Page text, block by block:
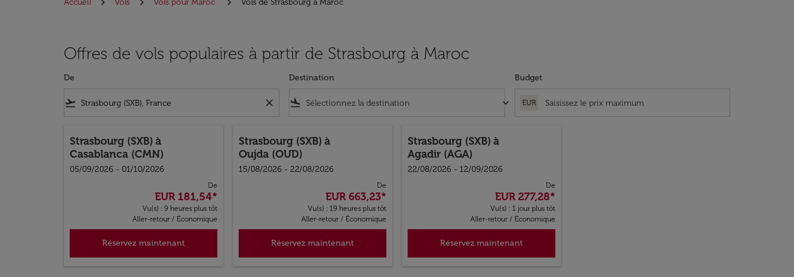
Accueil Vols Vols pour Maroc Vols de Strasbourg a Maroc
Offres de vols populaires à partir de Strasbourg à Maroc
De
flight_takeoff close
Destination
flight_land keyboard_arrow_down
Budget
EUR
Strasbourg (SXB) à
Casablanca (CMN)
05/09/2026 - 01/10/2026
De
EUR 181,54*
Vu(s) : 9 heures plus tôt
Aller-retour / Économique
Réservez maintenant
Strasbourg (SXB) à
Oujda (OUD)
15/08/2026 - 22/08/2026
De
EUR 663,23*
Vu(s) : 19 heures plus tôt
Aller-retour / Économique
Réservez maintenant
Strasbourg (SXB) à
Agadir (AGA)
22/08/2026 - 12/09/2026
De
EUR 277,28*
Vu(s) : 1 jour plus tôt
Aller-retour / Économique
Réservez maintenant